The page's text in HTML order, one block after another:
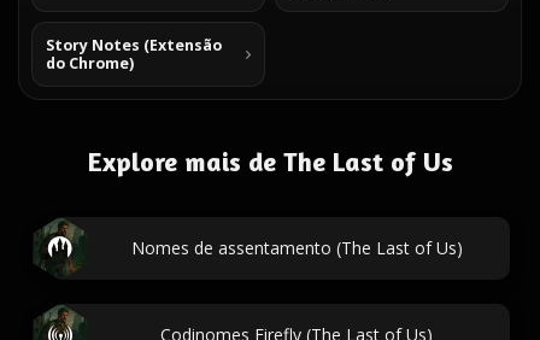
Story Notes (Extensão
do Chrome)
Explore mais de The Last of Us
Nomes de assentamento (The Last of Us)
Codinomes Firefly (The Last of Us)